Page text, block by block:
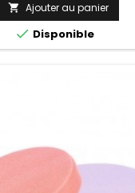
 Ajouter au panier
 Disponible